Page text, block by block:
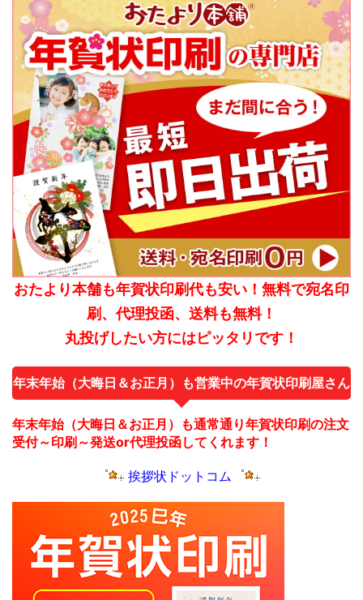
おたより本舗も年賀状印刷代も安い！無料で宛名印
刷、代理投函、送料も無料！
丸投げしたい方にはピッタリです！
年末年始（大晦日＆お正月）も営業中の年賀状印刷屋さん
年末年始（大晦日＆お正月）も通常通り年賀状印刷の注文
受付～印刷～発送or代理投函してくれます！
挨拶状ドットコム